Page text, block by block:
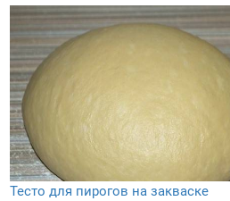
Тесто для пирогов на закваске